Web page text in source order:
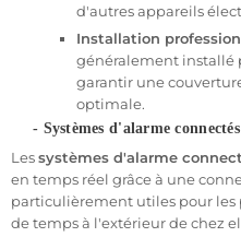
- Systèmes d'alarme filaires
systèmes filaires
sont plus
interférences, mais
souvent réalisée par un
appartements en propriété
avantages d'un système filaire
Fiabilité accrue
: Les
des signaux radio, ce
interférences ou aux
d'autres appareils
Installation
généralement installé
garantir une
optimale.
- Systèmes d'alarme connectés
Lessystèmes d'alarme
en temps réel grâce à une
particulièrement utiles pour les
de temps à l'extérieur de chez